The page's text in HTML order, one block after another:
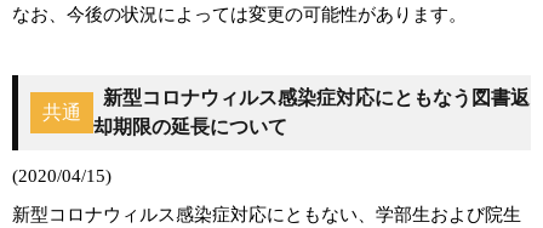
なお、今後の状況によっては変更の可能性があります。
共通
新型コロナウィルス感染症対応にともなう図書返
却期限の延長について
(2020/04/15)
新型コロナウィルス感染症対応にともない、学部生および院生